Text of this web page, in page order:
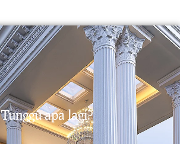
Tunggu apa lagi?